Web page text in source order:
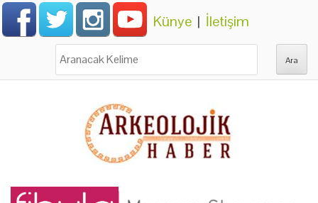
Künye | İletişim